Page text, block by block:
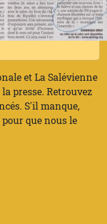
et La Salévienne
presse. Retrouvez
S'il manque,
que nous le